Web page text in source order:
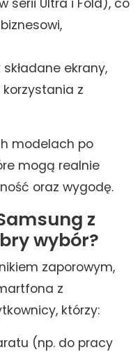
serii Ultra i Fold), co
ekrany,
z
modelach po
mogą realnie
oraz wygodę.
z
wybór?
zaporowym,
z
którzy:
(np. do pracy